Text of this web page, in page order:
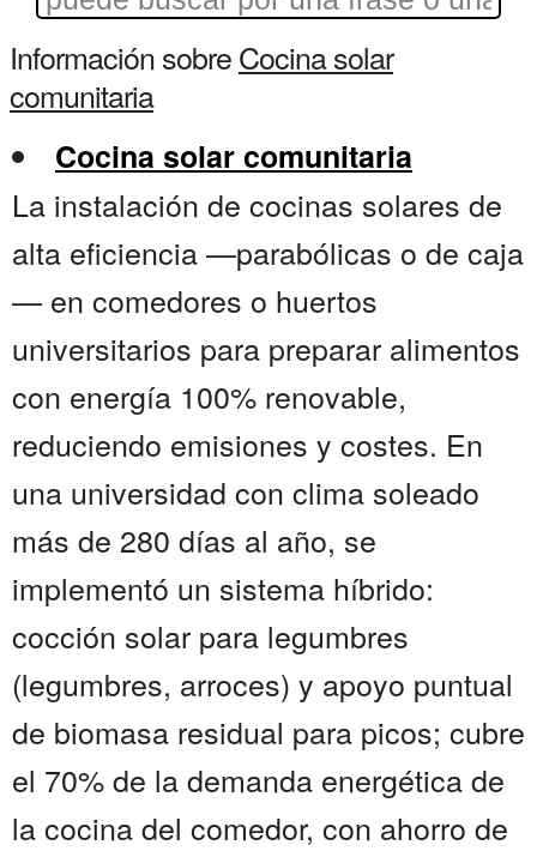
Información sobreCocina solar
comunitaria
Cocina solar comunitaria
La instalación de cocinas solares de
alta eficiencia —parabólicas o de caja
— en comedores o huertos
universitarios para preparar alimentos
con energía 100% renovable,
reduciendo emisiones y costes. En
una universidad con clima soleado
más de 280 días al año, se
implementó un sistema híbrido:
cocción solar para legumbres
(legumbres, arroces) y apoyo puntual
de biomasa residual para picos; cubre
el 70% de la demanda energética de
la cocina del comedor, con ahorro de